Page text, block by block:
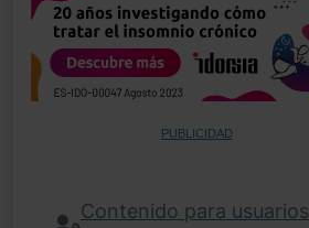
PUBLICIDAD
Contenido para usuarios